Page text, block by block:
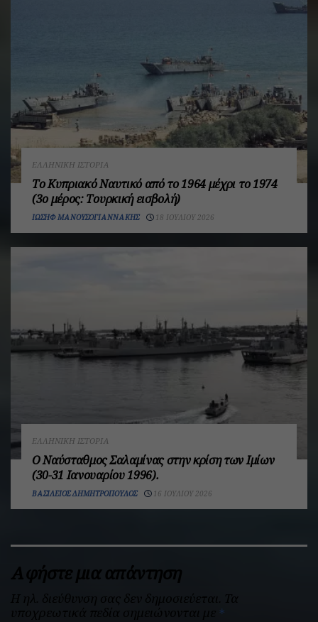
ΕΛΛΗΝΙΚΉ ΙΣΤΟΡΊΑ
Το Κυπριακό Ναυτικό από το 1964 μέχρι το 1974
(3ο μέρος: Τουρκική εισβολή)
ΙΩΣΉΦ ΜΑΝΟΥΣΟΓΙΑΝΝΆΚΗΣ 18 ΙΟΥΛΊΟΥ 2026
ΕΛΛΗΝΙΚΉ ΙΣΤΟΡΊΑ
Ο Ναύσταθμος Σαλαμίνας στην κρίση των Ιμίων
(30-31 Ιανουαρίου 1996).
ΒΑΣΊΛΕΙΟΣ ΔΗΜΗΤΡΌΠΟΥΛΟΣ 16 ΙΟΥΛΊΟΥ 2026
Αφήστε μια απάντηση
Η ηλ. διεύθυνση σας δεν δημοσιεύεται. Τα
υποχρεωτικά πεδία σημειώνονται με
*